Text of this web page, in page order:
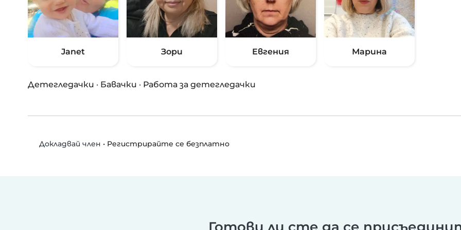
Janet Зори Евгения Марина
Детегледачки · Бавачки · Работа за детегледачки
Докладвай член • Регистрирайте се безплатно